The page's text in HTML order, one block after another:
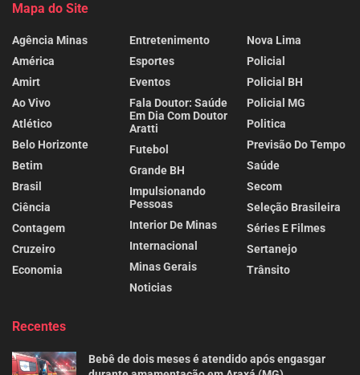
Mapa do Site
Agência Minas
América
Amirt
Ao Vivo
Atlético
Belo Horizonte
Betim
Brasil
Ciência
Contagem
Cruzeiro
Economia
Entretenimento
Esportes
Eventos
Fala Doutor: Saúde
Em Dia Com Doutor
Aratti
Futebol
Grande BH
Impulsionando
Pessoas
Interior De Minas
Internacional
Minas Gerais
Noticias
Nova Lima
Policial
Policial BH
Policial MG
Politica
Previsão Do Tempo
Saúde
Secom
Seleção Brasileira
Séries E Filmes
Sertanejo
Trânsito
Recentes
Bebê de dois meses é atendido após engasgar